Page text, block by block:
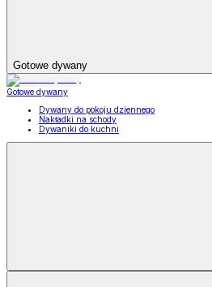
Gotowe dywany
Gotowe dywany
Dywany do pokoju dziennego
Nakładki na schody
Dywaniki do kuchni